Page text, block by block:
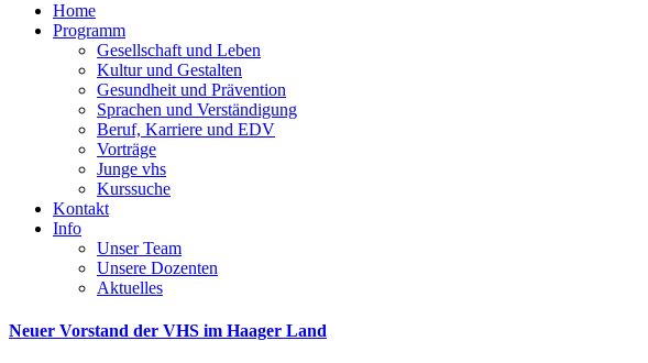
Home
Programm
Gesellschaft und Leben
Kultur und Gestalten
Gesundheit und Prävention
Sprachen und Verständigung
Beruf, Karriere und EDV
Vorträge
Junge vhs
Kurssuche
Kontakt
Info
Unser Team
Unsere Dozenten
Aktuelles
Neuer Vorstand der VHS im Haager Land